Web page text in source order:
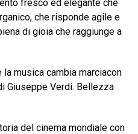
fresco ed elegante che
che risponde agile e
di gioia che raggiunge a
musica cambia marciacon
Giuseppe Verdi. Bellezza
del cinema mondiale con